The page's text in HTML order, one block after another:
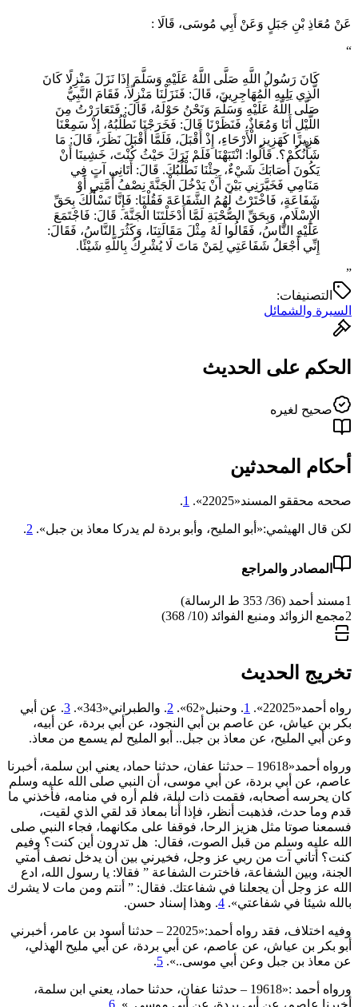
عَنْ مُعَاذِ بْنِ جَبَلٍ وَعَنْ أَبِي مُوسَى، قَالَا :
“
كَانَ رَسُولُ اللَّهِ صَلَّى اللَّهُ عَلَيْهِ وَسَلَّمَ إِذَا نَزَلَ مَنْزِلًا كَانَ
الَّذِي يَلِيهِ الْمُهَاجِرِينَ، قَالَ: فَنَزَلْنَا مَنْزِلًا، فَقَامَ النَّبِيُّ
صَلَّى اللَّهُ عَلَيْهِ وَسَلَّمَ وَنَحْنُ حَوْلَهُ، قَالَ: فَتَعَارَرْتُ مِنَ
اللَّيْلِ أَنَا وَمُعَاذٌ، فَنَظَرْنَا قَالَ: فَخَرَجْنَا نَطْلُبُهُ، إِذْ سَمِعْنَا
هَزِيزًا كَهَزِيزِ الْأَرْحَاءِ، إِذْ أَقْبَلَ، فَلَمَّا أَقْبَلَ نَظَرَ، قَالَ: مَا
شَأْنُكُمْ؟. قَالُوا: انْتَبَهْنَا فَلَمْ نَرَكَ حَيْثُ كُنْتَ، خَشِينَا أَنْ
يَكُونَ أَصَابَكَ شَيْءٌ، جِئْنَا نَطْلُبُكَ. قَالَ: أَتَانِي آتٍ فِي
مَنَامِي فَخَيَّرَنِي بَيْنَ أَنْ يَدْخُلَ الْجَنَّةَ نِصْفُ أُمَّتِي أَوْ
شَفَاعَةٍ، فَاخْتَرْتُ لَهُمُ الشَّفَاعَةَ فَقُلْنَا: فَإِنَّا نَسْأَلُكَ بِحَقِّ
الْإِسْلَامِ، وَبِحَقِّ الصُّحْبَةِ لَمَّا أَدْخَلْتَنَا الْجَنَّةَ. قَالَ: فَاجْتَمَعَ
عَلَيْهِ النَّاسُ، فَقَالُوا لَهُ مِثْلَ مَقَالَتِنَا، وَكَثُرَ النَّاسُ، فَقَالَ:
إِنِّي أَجْعَلُ شَفَاعَتِي لِمَنْ مَاتَ لَا يُشْرِكُ بِاللَّهِ شَيْئًا.
”
التصنيفات:
السيرة والشمائل
الحكم على الحديث
صحيح لغيره
أحكام المحدثين
صححه محققو المسند«22025». 1
.
لكن قال الهيثمي:«أبو المليح، وأبو بردة لم يدركا معاذ بن جبل». 2
.
المصادر والمراجع
1مسند أحمد (36/ 353 ط الرسالة)
2مجمع الزوائد ومنبع الفوائد (10/ 368)
تخريج الحديث
رواه أحمد«22025». 1. وحنبل«62». 2. والطبراني«343». 3. عن أبي
بكر بن عياش، عن عاصم بن أبي النجود، عن أبي بردة، عن أبيه،
وعن أبي المليح، عن معاذ بن جبل.. أبو المليح لم يسمع من معاذ.
ورواه أحمد«19618 – حدثنا عفان، حدثنا حماد، يعني ابن سلمة، أخبرنا
عاصم، عن أبي بردة، عن أبي موسى، أن النبي صلى الله عليه وسلم
كان يحرسه أصحابه، فقمت ذات ليلة، فلم أره في منامه، فأخذني ما
قدم وما حدث، فذهبت أنظر، فإذا أنا بمعاذ قد لقي الذي لقيت،
فسمعنا صوتا مثل هزيز الرحا، فوقفا على مكانهما، فجاء النبي صلى
الله عليه وسلم من قبل الصوت، فقال: هل تدرون أين كنت؟ وفيم
كنت؟ أتاني آت من ربي عز وجل، فخيرني بين أن يدخل نصف أمتي
الجنة، وبين الشفاعة، فاخترت الشفاعة ” فقالا: يا رسول الله، ادع
الله عز وجل أن يجعلنا في شفاعتك. فقال: ” أنتم ومن مات لا يشرك
بالله شيئا في شفاعتي». 4. وهذا إسناد حسن.
وفيه اختلاف، فقد رواه أحمد:«22025 – حدثنا أسود بن عامر، أخبرني
أبو بكر بن عياش، عن عاصم، عن أبي بردة، عن أبي مليح الهذلي،
عن معاذ بن جبل وعن أبي موسى..». 5
.
ورواه أحمد :«19618 – حدثنا عفان، حدثنا حماد، يعني ابن سلمة،
أخبرنا عاصم، عن أبي بردة، عن أبي موسى..». 6